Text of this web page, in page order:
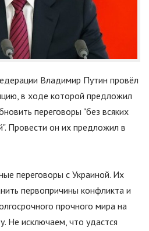
Владимир Путин провёл
в ходе которой предложил
переговоры "без всяких
Провести он их предложил в
переговоры с Украиной. Их
первопричины конфликта и
прочного мира на
Не исключаем, что удастся